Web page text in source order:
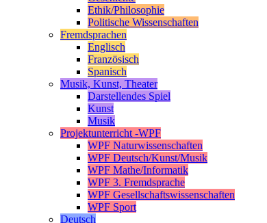
Ethik/Philosophie
Politische Wissenschaften
Fremdsprachen
Englisch
Französisch
Spanisch
Musik, Kunst, Theater
Darstellendes Spiel
Kunst
Musik
Projektunterricht -WPF
WPF Naturwissenschaften
WPF Deutsch/Kunst/Musik
WPF Mathe/Informatik
WPF 3. Fremdsprache
WPF Gesellschaftswissenschaften
WPF Sport
Deutsch